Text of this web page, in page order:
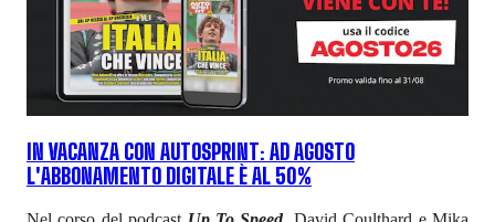
IN VACANZA CON AUTOSPRINT: AD AGOSTO
L'ABBONAMENTO DIGITALE È AL 50%